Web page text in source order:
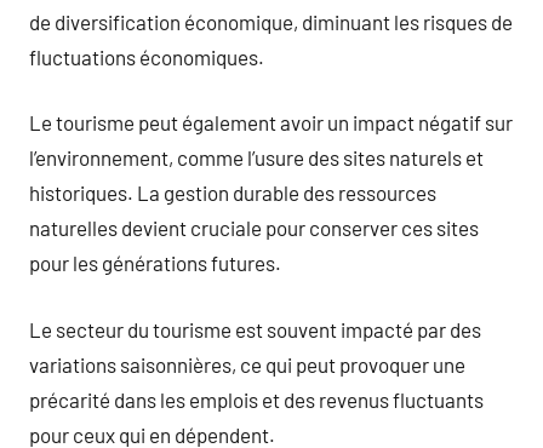
de diversification économique, diminuant les risques de
fluctuations économiques.
Le tourisme peut également avoir un impact négatif sur
l’environnement, comme l’usure des sites naturels et
historiques. La gestion durable des ressources
naturelles devient cruciale pour conserver ces sites
pour les générations futures.
Le secteur du tourisme est souvent impacté par des
variations saisonnières, ce qui peut provoquer une
précarité dans les emplois et des revenus fluctuants
pour ceux qui en dépendent.